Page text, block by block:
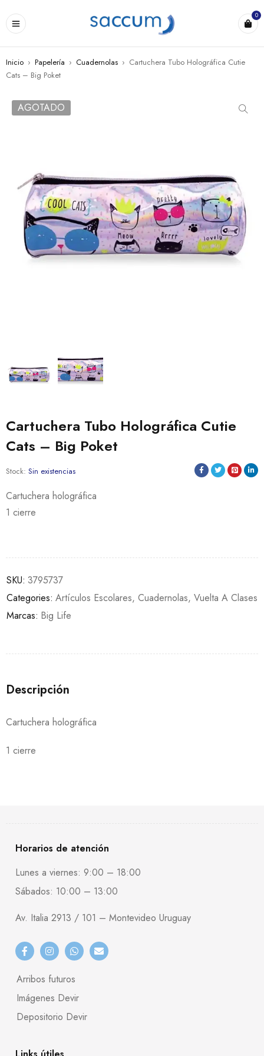
0
Inicio › Papelería › Cuadernolas › Cartuchera Tubo Holográfica Cutie
Cats – Big Poket
AGOTADO
Cartuchera Tubo Holográfica Cutie
Cats – Big Poket
Stock: Sin existencias
Cartuchera holográfica
1 cierre
SKU: 3795737
Categories: Artículos Escolares, Cuadernolas, Vuelta A Clases
Marcas: Big Life
Descripción
Cartuchera holográfica
1 cierre
Horarios de atención
Lunes a viernes: 9:00 – 18:00
Sábados: 10:00 – 13:00
Av. Italia 2913 / 101 – Montevideo Uruguay
Arribos futuros
Imágenes Devir
Depositorio Devir